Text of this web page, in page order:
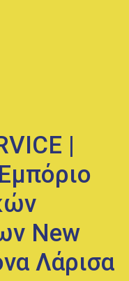
|
New
Λάρισα